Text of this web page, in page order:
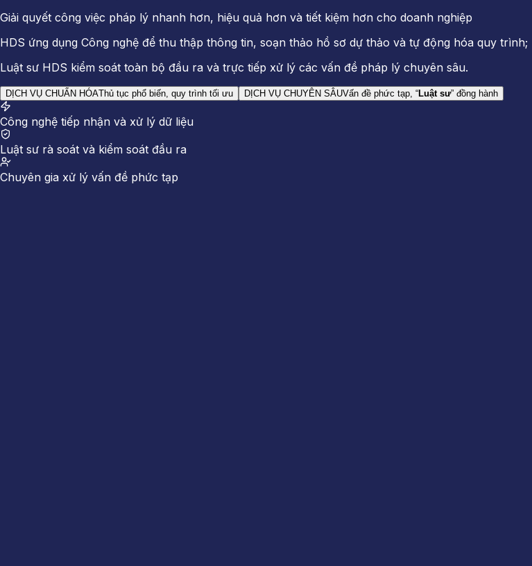
Giải quyết công việc pháp lý nhanh hơn, hiệu quả hơn và tiết kiệm hơn cho doanh nghiệp
HDS ứng dụng Công nghệ để thu thập thông tin, soạn thảo hồ sơ dự thảo và tự động hóa quy trình;
Luật sư HDS kiểm soát toàn bộ đầu ra và trực tiếp xử lý các vấn đề pháp lý chuyên sâu.
DỊCH VỤ CHUẨN HÓAThủ tục phổ biến, quy trình tối ưu DỊCH VỤ CHUYÊN SÂUVấn đề phức tạp, “Luật sư” đồng hành
Công nghệ tiếp nhận và xử lý dữ liệu
Luật sư rà soát và kiểm soát đầu ra
Chuyên gia xử lý vấn đề phức tạp